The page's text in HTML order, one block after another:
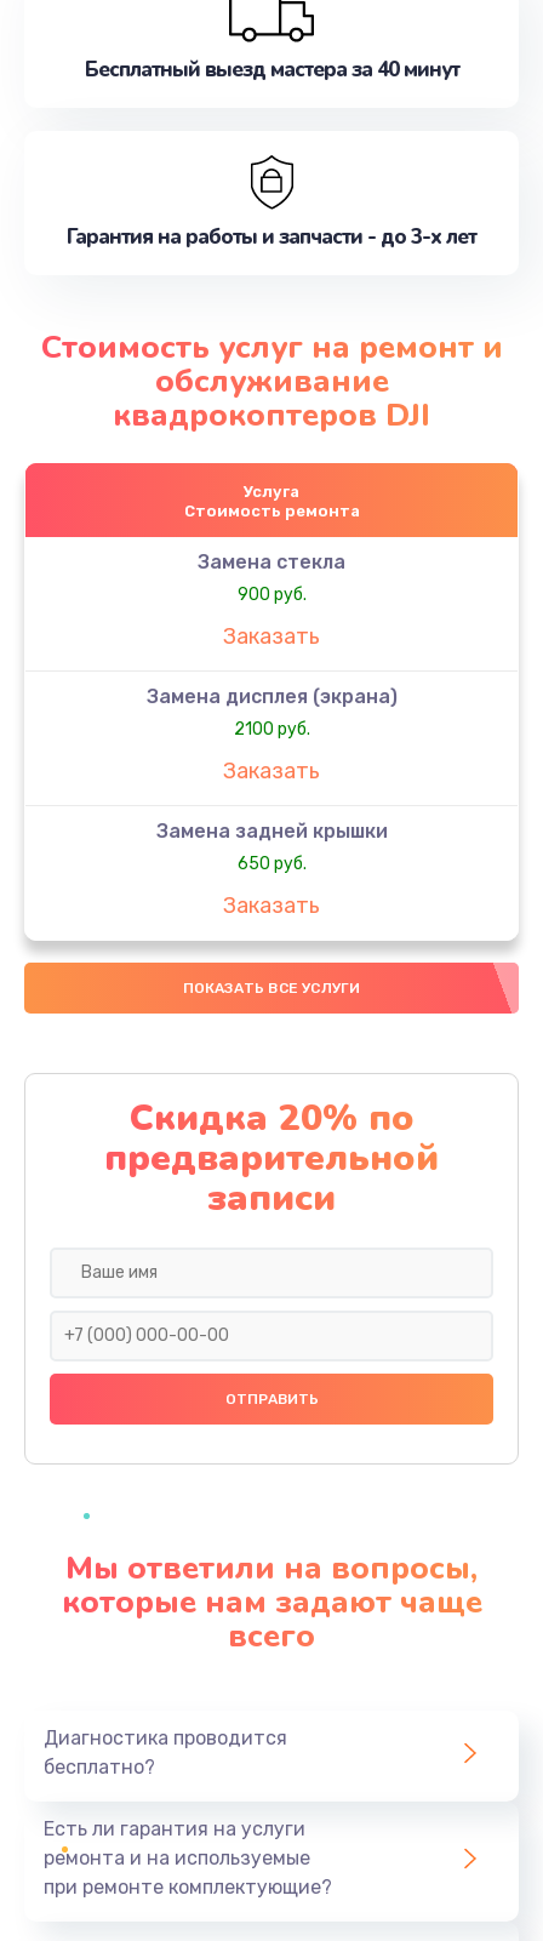
Бесплатный выезд мастера за 40 минут
Гарантия на работы и запчасти - до 3-х лет
Стоимость услуг на ремонт и
обслуживание
квадрокоптеров DJI
Услуга
Стоимость ремонта
Замена стекла
900 руб.
Заказать
Замена дисплея (экрана)
2100 руб.
Заказать
Замена задней крышки
650 руб.
Заказать
Замена аккумулятора
4000 руб.
Замена материнской платы
1100 руб.
Заказать
Замена праймера
1000 руб.
Заказать
Профилактическая чистка
Заказать
ПОКАЗАТЬ ВСЕ УСЛУГИ
Скидка 20% по
предварительной
записи
Мы ответили на вопросы,
которые нам задают чаще
всего
Диагностика проводится
бесплатно?
Есть ли гарантия на услуги
ремонта и на используемые
при ремонте комплектующие?